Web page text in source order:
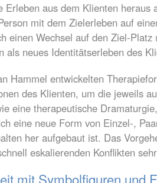
Erleben aus dem Klienten
mit dem Zielerleben auf
einen Wechsel auf den Ziel-
als neues Identitätserleben des
Hammel entwickelten
des Klienten, um die jeweils
eine therapeutische
eine neue Form von Einzel-,
her aufgebaut ist. Das
eskalierenden Konflikten
mit Symbolfiguren und